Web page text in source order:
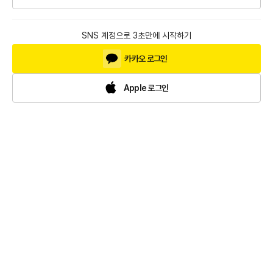
SNS 계정으로 3초만에 시작하기
카카오 로그인
Apple 로그인